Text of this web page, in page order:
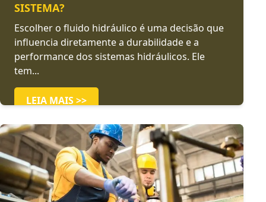
SISTEMA?
Escolher o fluido hidráulico é uma decisão que
influencia diretamente a durabilidade e a
performance dos sistemas hidráulicos. Ele
tem...
LEIA MAIS >>